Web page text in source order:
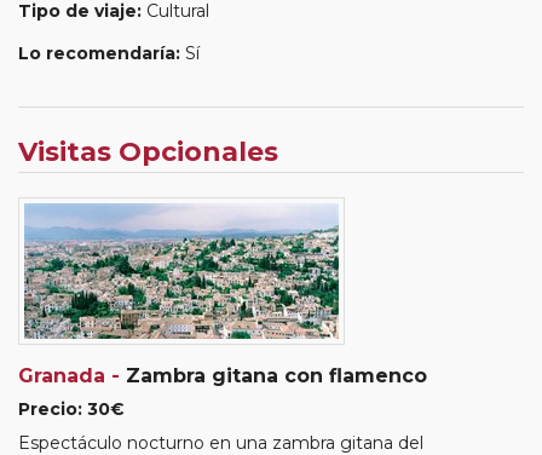
Tipo de viaje: Cultural
Lo recomendaría: Sí
Visitas Opcionales
Granada - Zambra gitana con flamenco
Precio: 30€
Espectáculo nocturno en una zambra gitana del